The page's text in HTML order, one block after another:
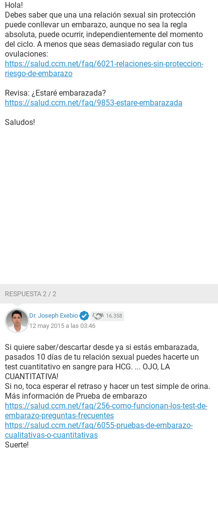
Hola!
Debes saber que una una relación sexual sin protección
puede conllevar un embarazo, aunque no sea la regla
absoluta, puede ocurrir, independientemente del momento
del ciclo. A menos que seas demasiado regular con tus
ovulaciones:
https://salud.ccm.net/faq/6021-relaciones-sin-proteccion-
riesgo-de-embarazo
Revisa: ¿Estaré embarazada?
https://salud.ccm.net/faq/9853-estare-embarazada
Saludos!
RESPUESTA 2 / 2
Dr. Joseph Exebio 16.358
12 may 2015 a las 03:46
Si quiere saber/descartar desde ya si estás embarazada,
pasados 10 días de tu relación sexual puedes hacerte un
test cuantitativo en sangre para HCG. ... OJO, LA
CUANTITATIVA!
Si no, toca esperar el retraso y hacer un test simple de orina.
Más información de Prueba de embarazo
https://salud.ccm.net/faq/256-como-funcionan-los-test-de-
embarazo-preguntas-frecuentes
https://salud.ccm.net/faq/6055-pruebas-de-embarazo-
cualitativas-o-cuantitativas
Suerte!